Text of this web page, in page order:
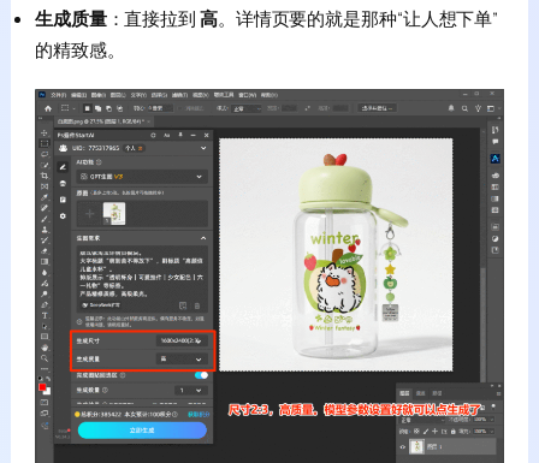
生成质量：直接拉到 高。详情页要的就是那种“让人想下单”
的精致感。